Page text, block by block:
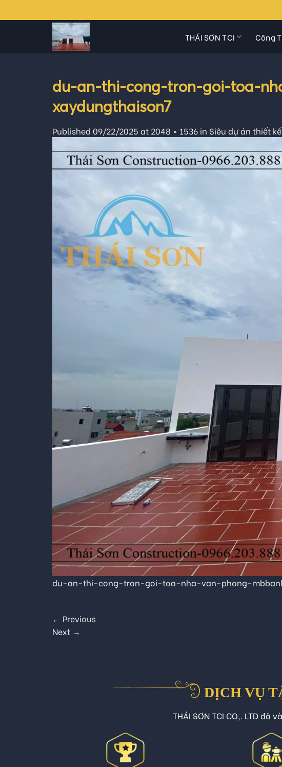
to
THÁI SƠN TCI Công
du-an-thi-cong-tron-goi-toa-
xaydungthaison7
Published 09/22/2025 at 2048 × 1536 in Siêu dự án thiết
du-an-thi-cong-tron-goi-toa-nha-van-phong-
← Previous
Next →
DỊCH VỤ
THÁI SƠN TCI CO,. LTD